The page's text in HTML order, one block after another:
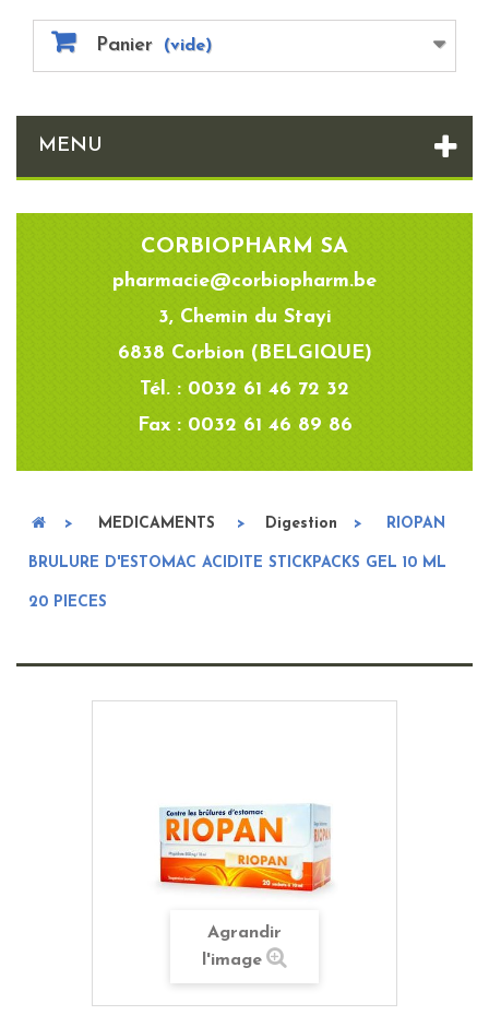
Panier (vide)
MENU
CORBIOPHARM SA
pharmacie@corbiopharm.be
3, Chemin du Stayi
6838 Corbion (BELGIQUE)
Tél. : 0032 61 46 72 32
Fax : 0032 61 46 89 86
> MEDICAMENTS > Digestion > RIOPAN
BRULURE D'ESTOMAC ACIDITE STICKPACKS GEL 10 ML
20 PIECES
Agrandir
l'image